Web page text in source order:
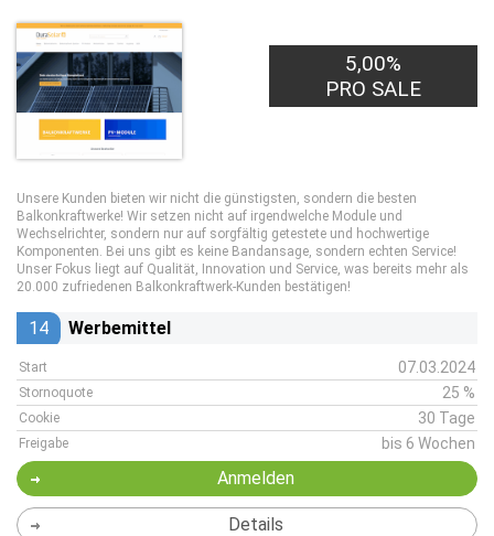
5,00%
PRO SALE
Unsere Kunden bieten wir nicht die günstigsten, sondern die besten
Balkonkraftwerke! Wir setzen nicht auf irgendwelche Module und
Wechselrichter, sondern nur auf sorgfältig getestete und hochwertige
Komponenten. Bei uns gibt es keine Bandansage, sondern echten Service!
Unser Fokus liegt auf Qualität, Innovation und Service, was bereits mehr als
20.000 zufriedenen Balkonkraftwerk-Kunden bestätigen!
14 Werbemittel
Start 07.03.2024
Stornoquote 25 %
Cookie 30 Tage
Freigabe bis 6 Wochen
Anmelden
Details